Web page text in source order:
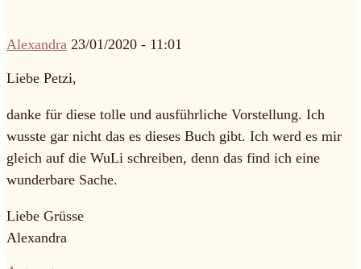
Alexandra 23/01/2020 - 11:01
Liebe Petzi,
danke für diese tolle und ausführliche Vorstellung. Ich
wusste gar nicht das es dieses Buch gibt. Ich werd es mir
gleich auf die WuLi schreiben, denn das find ich eine
wunderbare Sache.
Liebe Grüsse
Alexandra